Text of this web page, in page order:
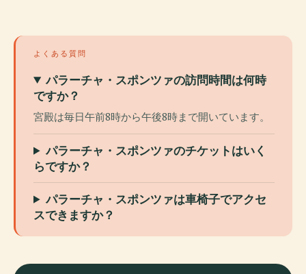
よくある質問
パラーチャ・スポンツァの訪問時間は何時
ですか？
宮殿は毎日午前8時から午後8時まで開いています。
パラーチャ・スポンツァのチケットはいく
らですか？
パラーチャ・スポンツァは車椅子でアクセ
スできますか？